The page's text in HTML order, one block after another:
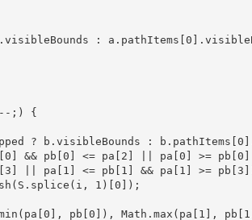
|| pa[1] <= pb[1] && pa[1] >=